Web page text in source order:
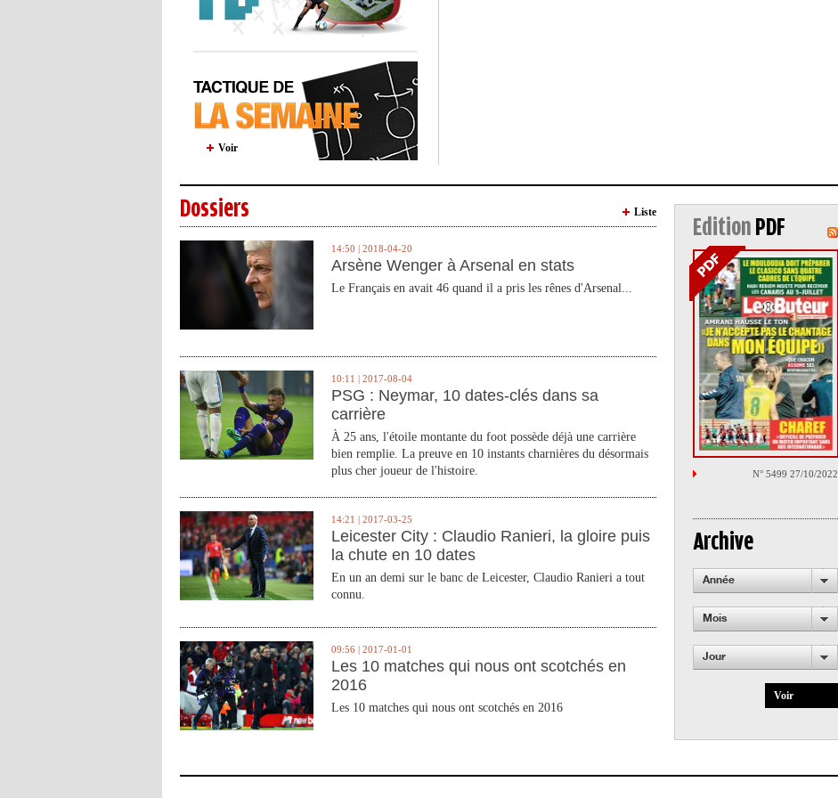
Voir
Dossiers Liste
14:50 | 2018-04-20
Arsène Wenger à Arsenal en stats
Le Français en avait 46 quand il a pris les rênes d'Arsenal...
10:11 | 2017-08-04
PSG : Neymar, 10 dates-clés dans sa
carrière
À 25 ans, l'étoile montante du foot possède déjà une carrière
bien remplie. La preuve en 10 instants charnières du désormais
plus cher joueur de l'histoire.
14:21 | 2017-03-25
Leicester City : Claudio Ranieri, la gloire puis
la chute en 10 dates
En un an demi sur le banc de Leicester, Claudio Ranieri a tout
connu.
09:56 | 2017-01-01
Les 10 matches qui nous ont scotchés en
2016
Les 10 matches qui nous ont scotchés en 2016
Edition PDF
N° 5499 27/10/2022
Archive
Année
Mois
Jour
Voir